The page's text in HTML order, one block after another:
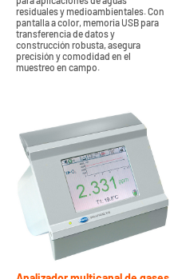
residuales y medioambientales. Con
pantalla a color, memoria USB para
transferencia de datos y
construcción robusta, asegura
precisión y comodidad en el
muestreo en campo.